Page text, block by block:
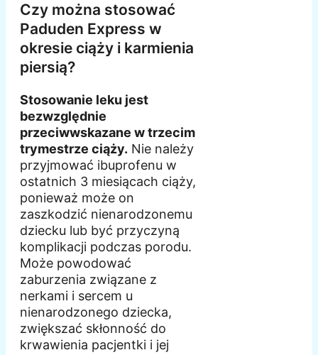
Czy można stosować
Paduden Express w
okresie ciąży i karmienia
piersią?
Stosowanie leku jest
bezwzględnie
przeciwwskazane w trzecim
trymestrze ciąży. Nie należy
przyjmować ibuprofenu w
ostatnich 3 miesiącach ciąży,
ponieważ może on
zaszkodzić nienarodzonemu
dziecku lub być przyczyną
komplikacji podczas porodu.
Może powodować
zaburzenia związane z
nerkami i sercem u
nienarodzonego dziecka,
zwiększać skłonność do
krwawienia pacjentki i jej